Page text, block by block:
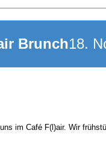
Brunch18.
im Café F(l)air. Wir